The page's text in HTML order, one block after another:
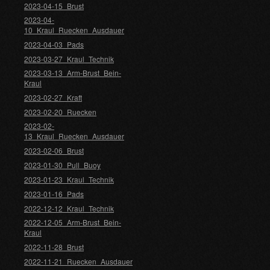
2023-04-15_Brust
2023-04-
10_Kraul_Ruecken_Ausdauer
2023-04-03_Pads
2023-03-27_Kraul_Technik
2023-03-13_Arm-Brust_Bein-
Kraul
2023-02-27_Kraft
2023-02-20_Ruecken
2023-02-
13_Kraul_Ruecken_Ausdauer
2023-02-06_Brust
2023-01-30_Pull_Buoy
2023-01-23_Kraul_Technik
2023-01-16_Pads
2022-12-12_Kraul_Technik
2022-12-05_Arm-Brust_Bein-
Kraul
2022-11-28_Brust
2022-11-21_Ruecken_Ausdauer